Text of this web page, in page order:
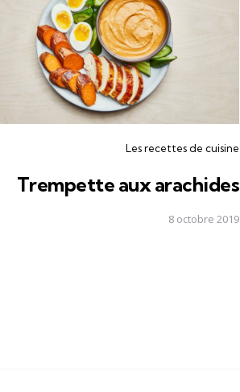
Les recettes de cuisine
Trempette aux arachides
8 octobre 2019